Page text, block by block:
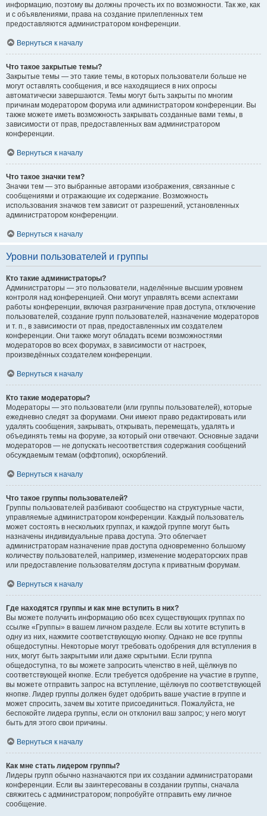
информацию, поэтому вы должны прочесть их по возможности. Так же, как
и с объявлениями, права на создание прилепленных тем
предоставляются администратором конференции.
Вернуться к началу
Что такое закрытые темы?
Закрытые темы — это такие темы, в которых пользователи больше не
могут оставлять сообщения, и все находящиеся в них опросы
автоматически завершаются. Темы могут быть закрыты по многим
причинам модератором форума или администратором конференции. Вы
также можете иметь возможность закрывать созданные вами темы, в
зависимости от прав, предоставленных вам администратором
конференции.
Вернуться к началу
Что такое значки тем?
Значки тем — это выбранные авторами изображения, связанные с
сообщениями и отражающие их содержание. Возможность
использования значков тем зависит от разрешений, установленных
администратором конференции.
Вернуться к началу
Уровни пользователей и группы
Кто такие администраторы?
Администраторы — это пользователи, наделённые высшим уровнем
контроля над конференцией. Они могут управлять всеми аспектами
работы конференции, включая разграничение прав доступа, отключение
пользователей, создание групп пользователей, назначение модераторов
и т. п., в зависимости от прав, предоставленных им создателем
конференции. Они также могут обладать всеми возможностями
модераторов во всех форумах, в зависимости от настроек,
произведённых создателем конференции.
Вернуться к началу
Кто такие модераторы?
Модераторы — это пользователи (или группы пользователей), которые
ежедневно следят за форумами. Они имеют право редактировать или
удалять сообщения, закрывать, открывать, перемещать, удалять и
объединять темы на форуме, за который они отвечают. Основные задачи
модераторов — не допускать несоответствия содержания сообщений
обсуждаемым темам (оффтопик), оскорблений.
Вернуться к началу
Что такое группы пользователей?
Группы пользователей разбивают сообщество на структурные части,
управляемые администратором конференции. Каждый пользователь
может состоять в нескольких группах, и каждой группе могут быть
назначены индивидуальные права доступа. Это облегчает
администраторам назначение прав доступа одновременно большому
количеству пользователей, например, изменение модераторских прав
или предоставление пользователям доступа к приватным форумам.
Вернуться к началу
Где находятся группы и как мне вступить в них?
Вы можете получить информацию обо всех существующих группах по
ссылке «Группы» в вашем личном разделе. Если вы хотите вступить в
одну из них, нажмите соответствующую кнопку. Однако не все группы
общедоступны. Некоторые могут требовать одобрения для вступления в
них, могут быть закрытыми или даже скрытыми. Если группа
общедоступна, то вы можете запросить членство в ней, щёлкнув по
соответствующей кнопке. Если требуется одобрение на участие в группе,
вы можете отправить запрос на вступление, щёлкнув по соответствующей
кнопке. Лидер группы должен будет одобрить ваше участие в группе и
может спросить, зачем вы хотите присоединиться. Пожалуйста, не
беспокойте лидера группы, если он отклонил ваш запрос; у него могут
быть для этого свои причины.
Вернуться к началу
Как мне стать лидером группы?
Лидеры групп обычно назначаются при их создании администраторами
конференции. Если вы заинтересованы в создании группы, сначала
свяжитесь с администратором; попробуйте отправить ему личное
сообщение.